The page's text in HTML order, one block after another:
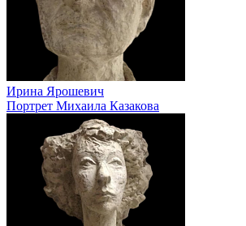
Ирина Ярошевич
Портрет Михаила Казакова